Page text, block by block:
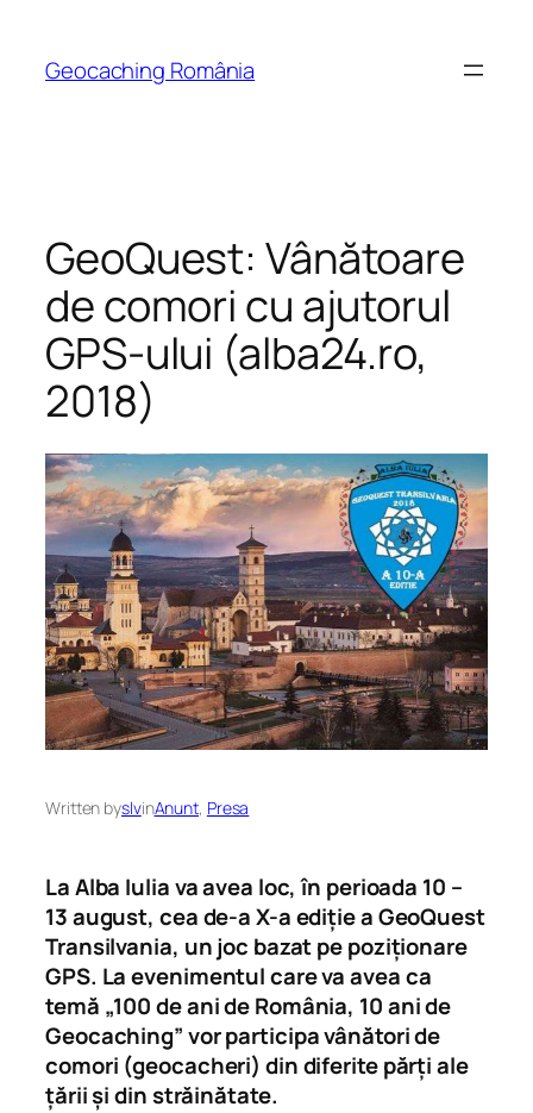
content
Geocaching România
GeoQuest: Vânătoare
de comori cu ajutorul
GPS-ului (alba24.ro,
2018)
Written byslvinAnunt, Presa
La Alba Iulia va avea loc, în perioada 10 –
13 august, cea de-a X-a ediție a GeoQuest
Transilvania, un joc bazat pe poziționare
GPS. La evenimentul care va avea ca
temă „100 de ani de România, 10 ani de
Geocaching” vor participa vânători de
comori (geocacheri) din diferite părți ale
țării și din străinătate.